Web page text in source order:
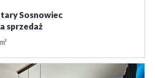
Sosnowiec
sprzedaż